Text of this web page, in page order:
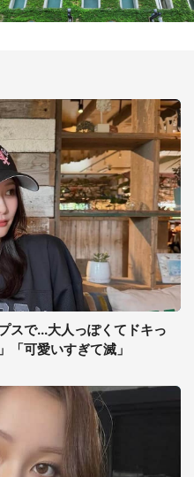
スで...大人っぽくてドキっ
「可愛いすぎて滅」